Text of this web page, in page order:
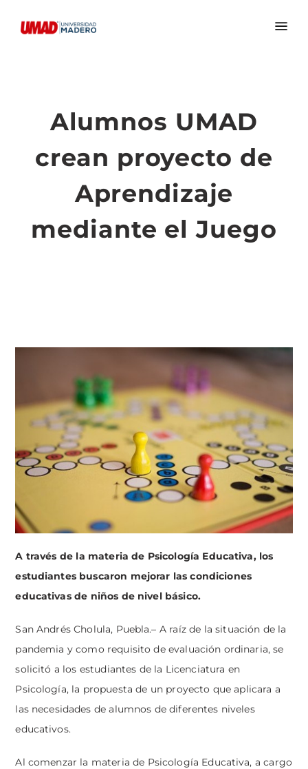
Alumnos UMAD
crean proyecto de
Aprendizaje
mediante el Juego
A través de la materia de Psicología Educativa, los
estudiantes buscaron mejorar las condiciones
educativas de niños de nivel básico.
San Andrés Cholula, Puebla.– A raíz de la situación de la
pandemia y como requisito de evaluación ordinaria, se
solicitó a los estudiantes de la Licenciatura en
Psicología, la propuesta de un proyecto que aplicara a
las necesidades de alumnos de diferentes niveles
educativos.
Al comenzar la materia de Psicología Educativa, a cargo